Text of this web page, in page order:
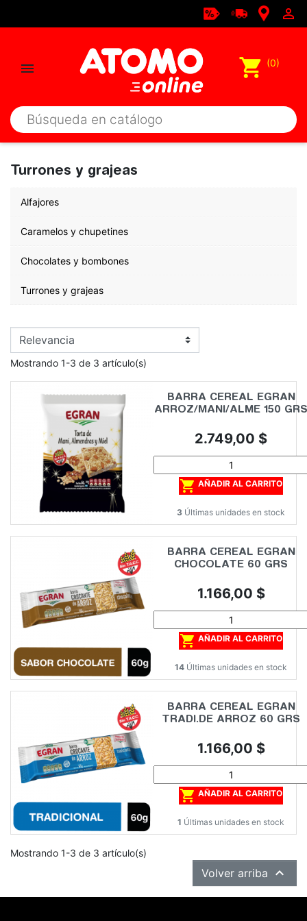

 shopping_cart (0)
Turrones y grajeas
Alfajores
Caramelos y chupetines
Chocolates y bombones
Turrones y grajeas
Mostrando 1-3 de 3 artículo(s)
BARRA CEREAL EGRAN
ARROZ/MANI/ALME 150 GRS
Precio
2.749,00 $
 AÑADIR AL CARRITO
3 Últimas unidades en stock
BARRA CEREAL EGRAN
CHOCOLATE 60 GRS
Precio
1.166,00 $
 AÑADIR AL CARRITO
14 Últimas unidades en stock
BARRA CEREAL EGRAN
TRADI.DE ARROZ 60 GRS
Precio
1.166,00 $
 AÑADIR AL CARRITO
1 Últimas unidades en stock
Mostrando 1-3 de 3 artículo(s)
Volver arriba 